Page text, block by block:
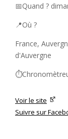
📅Quand ?
📍Où ?
France,
d'Auvergne
Voir le site
Suivre sur